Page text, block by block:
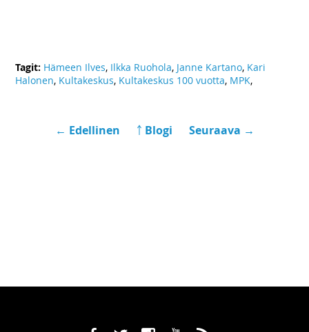
Tagit: Hämeen Ilves, Ilkka Ruohola, Janne Kartano, Kari
Halonen, Kultakeskus, Kultakeskus 100 vuotta, MPK,
← Edellinen ￪ Blogi Seuraava →